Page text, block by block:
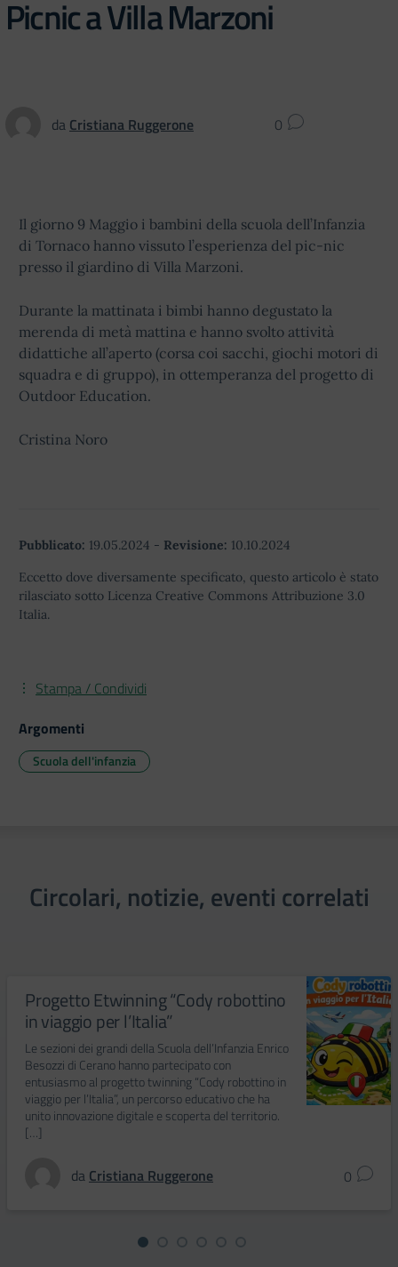
Picnic a Villa Marzoni
da Cristiana Ruggerone 0
Il giorno 9 Maggio i bambini della scuola dell’Infanzia
di Tornaco hanno vissuto l’esperienza del pic-nic
presso il giardino di Villa Marzoni.
Durante la mattinata i bimbi hanno degustato la
merenda di metà mattina e hanno svolto attività
didattiche all’aperto (corsa coi sacchi, giochi motori di
squadra e di gruppo), in ottemperanza del progetto di
Outdoor Education.
Cristina Noro
Pubblicato: 19.05.2024 - Revisione: 10.10.2024
Eccetto dove diversamente specificato, questo articolo è stato
rilasciato sotto Licenza Creative Commons Attribuzione 3.0
Italia.
Stampa / Condividi
Argomenti
Scuola dell'infanzia
Circolari, notizie, eventi correlati
Progetto Etwinning “Cody robottino
in viaggio per l’Italia”
Le sezioni dei grandi della Scuola dell’Infanzia Enrico
Besozzi di Cerano hanno partecipato con
entusiasmo al progetto twinning “Cody robottino in
viaggio per l’Italia”, un percorso educativo che ha
unito innovazione digitale e scoperta del territorio.
[…]
da Cristiana Ruggerone 0